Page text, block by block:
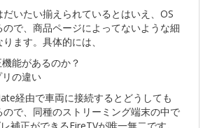
いたい揃えられているとはいえ、OS
で、商品ページによってないような細
ます。具体的には、
能があるのか？
の違い
経由で車両に接続するとどうしても
で、同種のストリーミング端末の中で